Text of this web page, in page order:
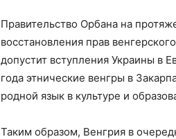
Правительство Орбана на
восстановления прав
допустит вступления Украины в
года этнические венгры в
родной язык в культуре и
Таким образом, Венгрия в